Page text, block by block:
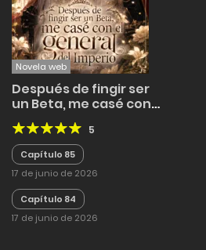
Novela web
Después de fingir ser
un Beta, me casé con
el general del Imperio
5
Capítulo 85
17 de junio de 2026
Capítulo 84
17 de junio de 2026